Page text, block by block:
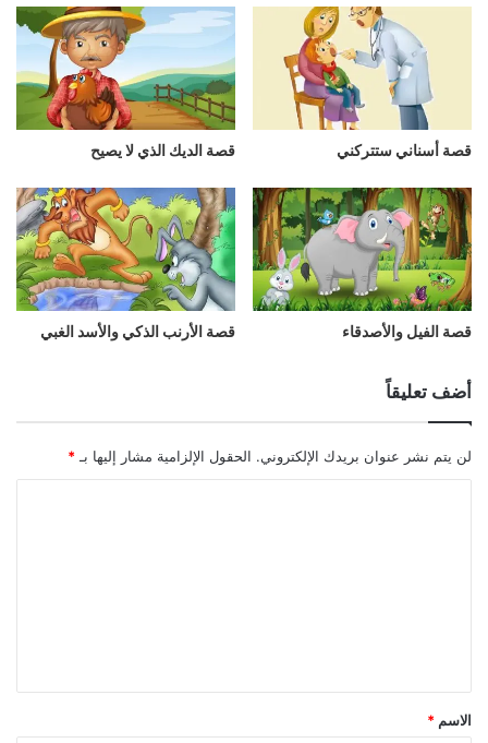
قصة أسناني ستتركني قصة الديك الذي لا يصيح
قصة الفيل والأصدقاء قصة الأرنب الذكي والأسد الغبي
أضف تعليقاً
لن يتم نشر عنوان بريدك الإلكتروني. الحقول الإلزامية مشار إليها بـ *
الاسم *